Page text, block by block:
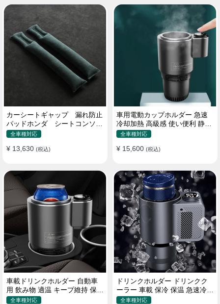
カーシートギャップ 漏れ防止
パッドホンダ シートコンソー
ル 隙間 クッション
全車種対応
¥ 13,630 (税込)
車用電動カップホルダー 急速
冷却加熱 高級感 使い便利 静音
収納 飲み物
全車種対応
¥ 15,600 (税込)
車載ドリンクホルダー 自動車
用 飲み物 適温 キープ維持 保温
冷機能付き
全車種対応
ドリンクホルダー ドリンクク
ーラー 車載 保冷 保温 急速冷却
缶対応
全車種対応